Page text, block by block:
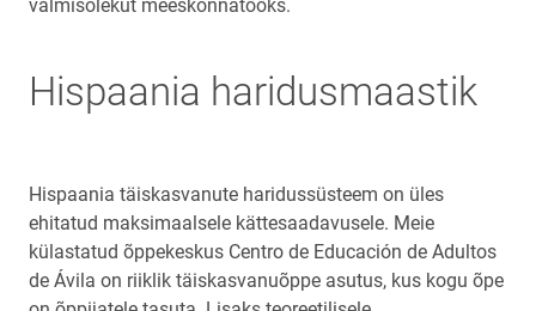
valmisolekut meeskonnatööks.
Hispaania haridusmaastik
Hispaania täiskasvanute haridussüsteem on üles
ehitatud maksimaalsele kättesaadavusele. Meie
külastatud õppekeskus Centro de Educación de Adultos
de Ávila on riiklik täiskasvanuõppe asutus, kus kogu õpe